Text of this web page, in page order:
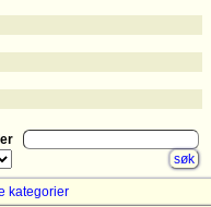
kategorier